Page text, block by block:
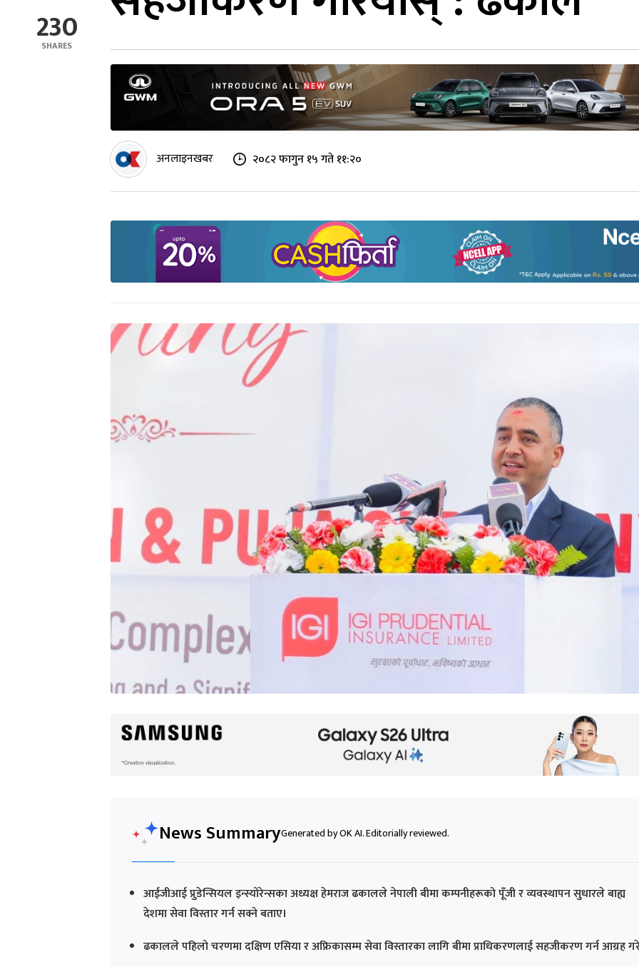
230
SHARES
अनलाइनखबर २०८२ फागुन १५ गते ११:२०
News SummaryGenerated by OK AI. Editorially reviewed.
आईजीआई प्रुडेन्सियल इन्स्योरेन्सका अध्यक्ष हेमराज ढकालले नेपाली बीमा कम्पनीहरूको पूँजी र व्यवस्थापन सुधारले बाह्य
देशमा सेवा विस्तार गर्न सक्ने बताए।
ढकालले पहिलो चरणमा दक्षिण एसिया र अफ्रिकासम्म सेवा विस्तारका लागि बीमा प्राधिकरणलाई सहजीकरण गर्न आग्रह